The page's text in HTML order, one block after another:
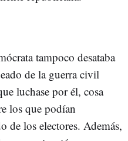
tampoco desataba
de la guerra civil
luchase por él, cosa
los que podían
de los electores. Además,